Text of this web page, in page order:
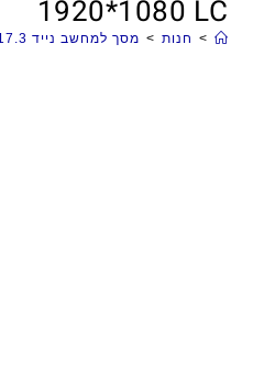
1920*1080 LC
> חנות > מסך למחשב נייד 17.3 Led 40p 1920*1080 LC